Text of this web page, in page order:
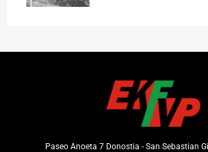
Paseo Anoeta 7 Donostia - San Sebastian